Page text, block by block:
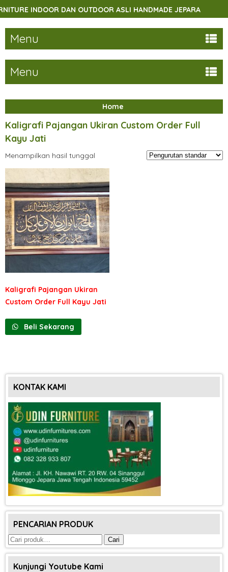
INDOOR DAN OUTDOOR ASLI HANDMADE JEPARA
Menu
Menu
Home
Kaligrafi Pajangan Ukiran Custom Order Full
Kayu Jati
Menampilkan hasil tunggal
Kaligrafi Pajangan Ukiran
Custom Order Full Kayu Jati
Beli Sekarang
KONTAK KAMI
PENCARIAN PRODUK
Pencarian
untuk:
Cari
Kunjungi Youtube Kami